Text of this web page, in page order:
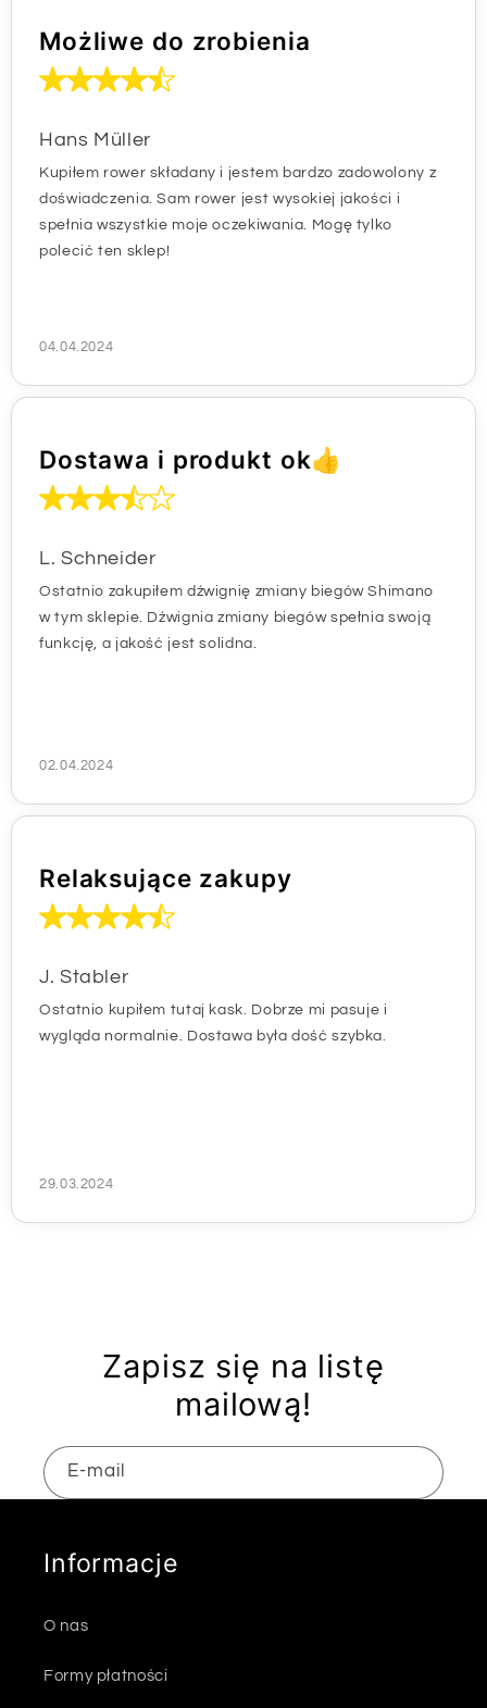
Możliwe do zrobienia
Hans Müller
Kupiłem rower składany i jestem bardzo zadowolony z
doświadczenia. Sam rower jest wysokiej jakości i
spełnia wszystkie moje oczekiwania. Mogę tylko
polecić ten sklep!
04.04.2024
Dostawa i produkt ok👍
L. Schneider
Ostatnio zakupiłem dźwignię zmiany biegów Shimano
w tym sklepie. Dźwignia zmiany biegów spełnia swoją
funkcję, a jakość jest solidna.
02.04.2024
Relaksujące zakupy
J. Stabler
Ostatnio kupiłem tutaj kask. Dobrze mi pasuje i
wygląda normalnie. Dostawa była dość szybka.
29.03.2024
Zapisz się na listę
mailową!
E-mail
Informacje
O nas
Formy płatności